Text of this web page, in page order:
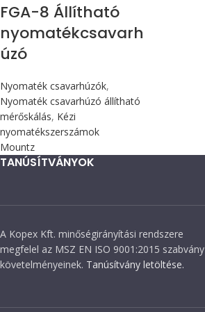
FGA-8 Állítható
nyomatékcsavarh
úzó
Nyomaték csavarhúzók,
Nyomaték csavarhúzó állítható
mérőskálás, Kézi
nyomatékszerszámok
Mountz
TANÚSÍTVÁNYOK
A Kopex Kft. minőségirányítási rendszere
megfelel az MSZ EN ISO 9001:2015 szabvány
követelményeinek. Tanúsítvány letöltése.